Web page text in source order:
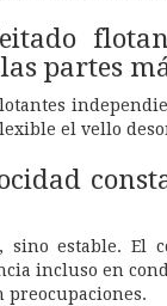
partes
el vello
sino estable. El
incluso en
preocupaciones.